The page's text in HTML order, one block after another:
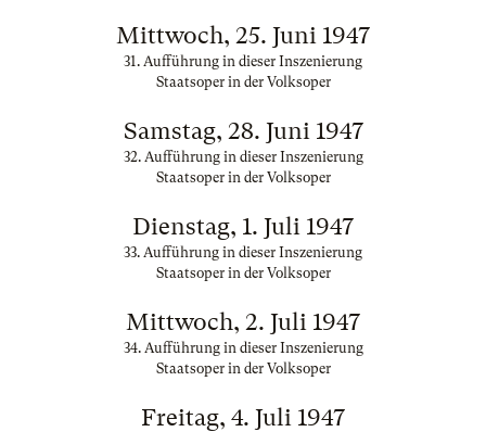
Mittwoch, 25. Juni 1947
31. Aufführung in dieser Inszenierung
Staatsoper in der Volksoper
Samstag, 28. Juni 1947
32. Aufführung in dieser Inszenierung
Staatsoper in der Volksoper
Dienstag, 1. Juli 1947
33. Aufführung in dieser Inszenierung
Staatsoper in der Volksoper
Mittwoch, 2. Juli 1947
34. Aufführung in dieser Inszenierung
Staatsoper in der Volksoper
Freitag, 4. Juli 1947